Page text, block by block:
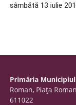
sâmbătă 13 iulie
Primăria
Roman, Piaţa
611022